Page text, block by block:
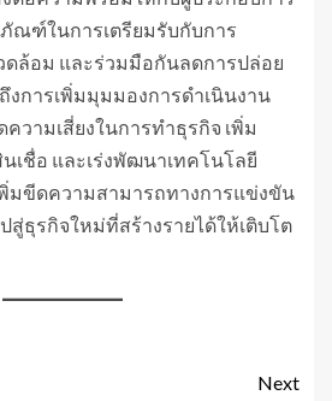
ณฑ์ในการเตรียมรับกับการ
ดล้อม และร่วมมือกันลดการปล่อย
งการเพิ่มมุมมองการดำเนินงาน
ความเสี่ยงในการทำธุรกิจ เพิ่ม
เชื่อ และเร่งพัฒนาเทคโนโลยี
พิ่มขีดความสามารถทางการแข่งขัน
ธุรกิจใหม่ที่สร้างรายได้ให้เติบโต
Next